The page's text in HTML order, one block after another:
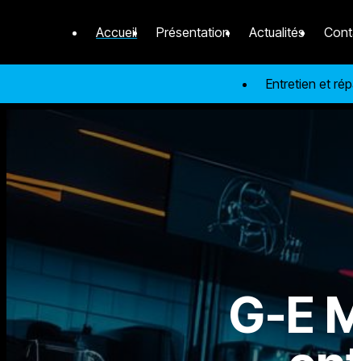
Accueil Présentation Actualités
Entretien et
G-E